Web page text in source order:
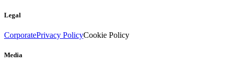
Legal
CorporatePrivacy PolicyCookie Policy
Media